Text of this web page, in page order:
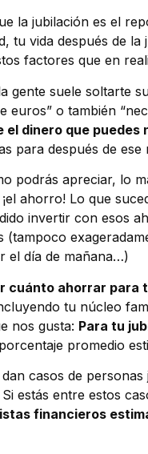
la jubilación es el
tu vida después de
factores que en
gente suele soltarte
euros” o también
el dinero que
para después de ese
podrás apreciar, lo
ahorro! Lo que
invertir con esos
(tampoco
el día de mañana…)
cuánto ahorrar para
tu núcleo
nos gusta: Para tu
promedio
casos de
estás entre estos
financieros